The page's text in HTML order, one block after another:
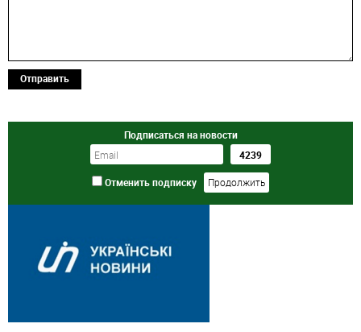
Отправить
Подписаться на новости
Отменить подписку